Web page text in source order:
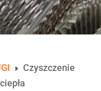
E Czyszczenie